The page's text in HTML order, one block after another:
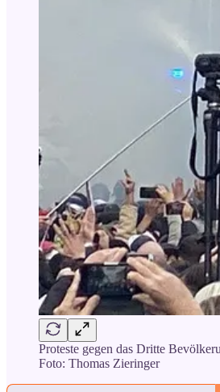
Proteste gegen das Dritte
Foto: Thomas Zieringer